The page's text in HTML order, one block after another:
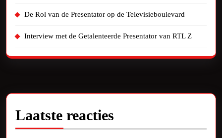
De Rol van de Presentator op de Televisieboulevard
Interview met de Getalenteerde Presentator van RTL Z
Laatste reacties